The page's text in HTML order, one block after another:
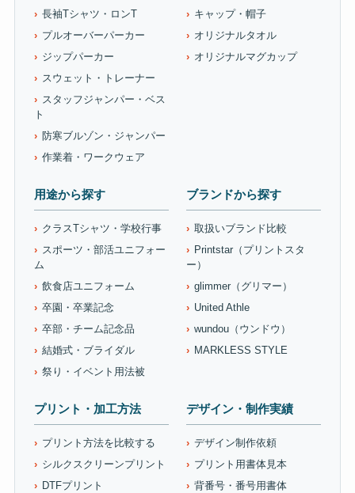
長袖Tシャツ・ロンT
プルオーバーパーカー
ジップパーカー
スウェット・トレーナー
スタッフジャンパー・ベス
ト
防寒ブルゾン・ジャンパー
作業着・ワークウェア
キャップ・帽子
オリジナルタオル
オリジナルマグカップ
用途から探す
クラスTシャツ・学校行事
スポーツ・部活ユニフォー
ム
飲食店ユニフォーム
卒園・卒業記念
卒部・チーム記念品
結婚式・ブライダル
祭り・イベント用法被
ブランドから探す
取扱いブランド比較
Printstar（プリントスタ
ー）
glimmer（グリマー）
United Athle
wundou（ウンドウ）
MARKLESS STYLE
プリント・加工方法
プリント方法を比較する
シルクスクリーンプリント
DTFプリント
デザイン・制作実績
デザイン制作依頼
プリント用書体見本
背番号・番号用書体